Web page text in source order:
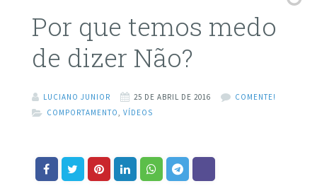
Por que temos medo
de dizer Não?
LUCIANO JUNIOR 25 DE ABRIL DE 2016
COMENTE!
COMPORTAMENTO
VÍDEOS